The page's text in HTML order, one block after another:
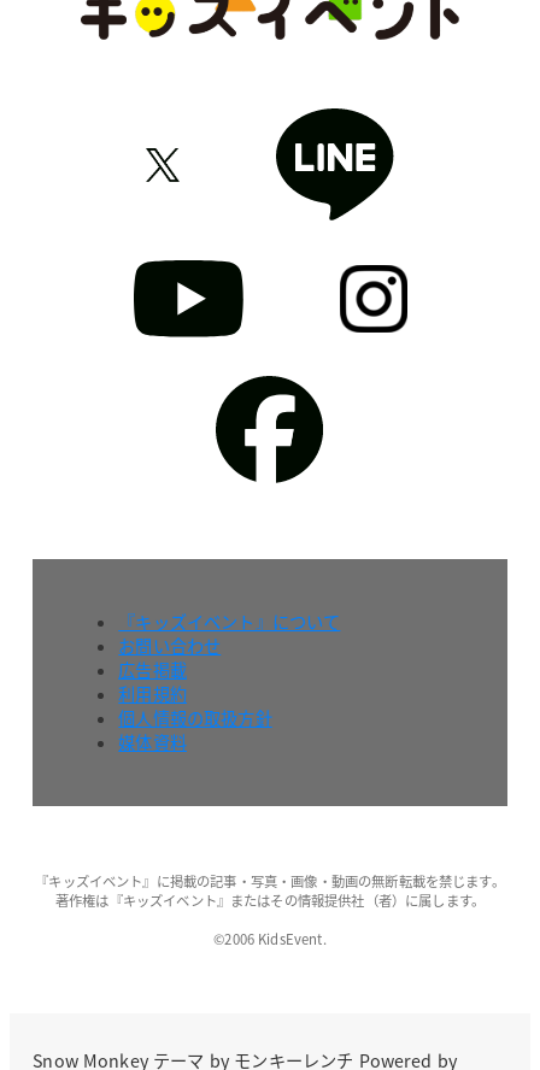
『キッズイベント』について
お問い合わせ
広告掲載
利用規約
個人情報の取扱方針
媒体資料
『キッズイベント』に掲載の記事・写真・画像・動画の無断転載を禁じます。
著作権は『キッズイベント』またはその情報提供社（者）に属します。
©2006 KidsEvent.
Snow Monkeyテーマ by モンキーレンチ Powered by